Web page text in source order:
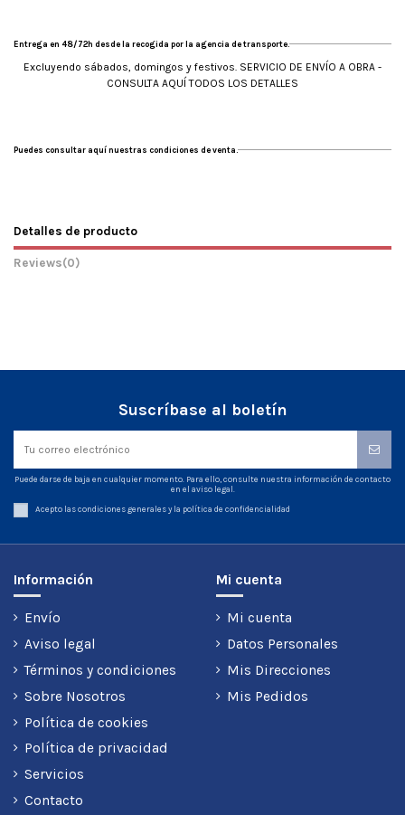
Entrega en 48/72h desde la recogida por la agencia de transporte.
Excluyendo sábados, domingos y festivos. SERVICIO DE ENVÍO A OBRA -
CONSULTA AQUÍ TODOS LOS DETALLES
Puedes consultar aquí nuestras condiciones de venta.
Detalles de producto
Reviews(0)
Suscríbase al boletín
Puede darse de baja en cualquier momento. Para ello, consulte nuestra información de contacto
en el aviso legal.
Acepto las condiciones generales y la política de confidencialidad
Información
Envío
Aviso legal
Términos y condiciones
Sobre Nosotros
Política de cookies
Política de privacidad
Servicios
Contacto
Mi cuenta
Mi cuenta
Datos Personales
Mis Direcciones
Mis Pedidos